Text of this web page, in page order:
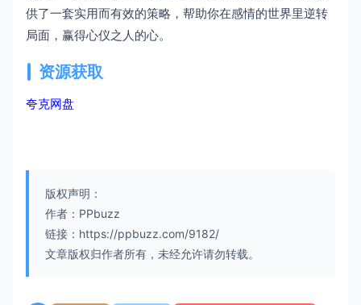
供了一套实用而有效的策略，帮助你在感情的世界里逆转
局面，赢得心仪之人的心。
资源获取
夸克网盘
版权声明：
作者：PPbuzz
链接：https://ppbuzz.com/9182/
文章版权归作者所有，未经允许请勿转载。